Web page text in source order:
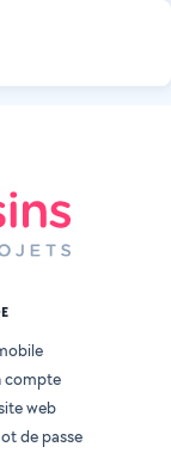
compte
web
de passe